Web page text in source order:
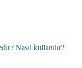
Nasıl kullanılır?